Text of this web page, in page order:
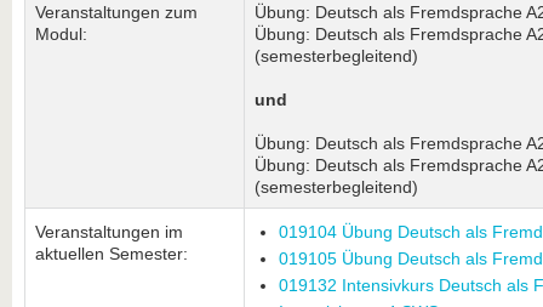
Veranstaltungen zum
Modul:
Übung: Deutsch als Fremdsprache
Übung: Deutsch als Fremdsprache
(semesterbegleitend)
und
Übung: Deutsch als Fremdsprache
Übung: Deutsch als Fremdsprache
(semesterbegleitend)
Veranstaltungen im
aktuellen Semester:
019104 Übung Deutsch als
019105 Übung Deutsch als
019132 Intensivkurs Deutsch als